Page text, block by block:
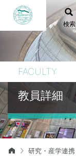
検索
教員詳細
FACULTY
研究・産学連携